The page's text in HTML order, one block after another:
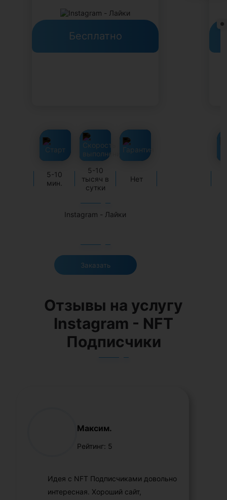
Бесплатно
5-10
мин.
5-10
тысяч в
сутки
Нет
Instagram - Лайки
Заказать
Отзывы на услугу
Instagram - NFT
Подписчики
Максим.
Рейтинг: 5
Идея с NFT Подписчиками довольно
интересная. Хороший сайт,
●